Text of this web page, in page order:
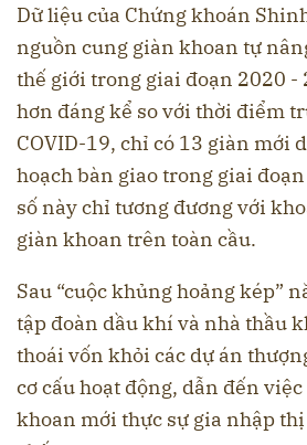
Dữ liệu của Chứng khoán
nguồn cung giàn khoan tự
thế giới trong giai đoạn 2020 -
hơn đáng kể so với thời điểm
COVID-19, chỉ có 13 giàn mới
hoạch bàn giao trong giai
số này chỉ tương đương với
giàn khoan trên toàn cầu.
Sau “cuộc khủng hoảng kép”
tập đoàn dầu khí và nhà thầu
thoái vốn khỏi các dự án
cơ cấu hoạt động, dẫn đến
khoan mới thực sự gia nhập